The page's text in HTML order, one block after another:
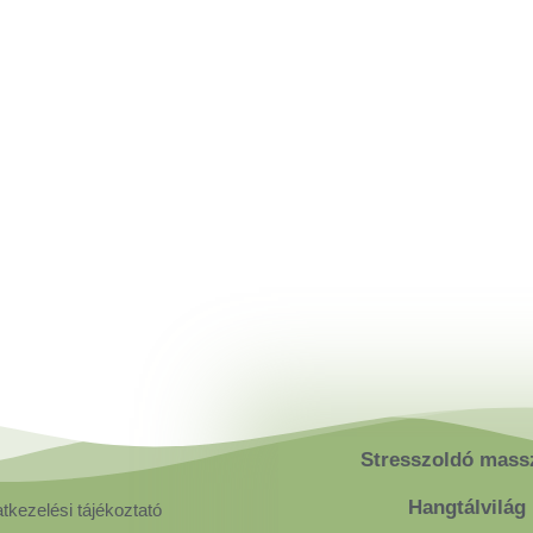
tájékoztató
Stresszoldó
Hangtálvilág